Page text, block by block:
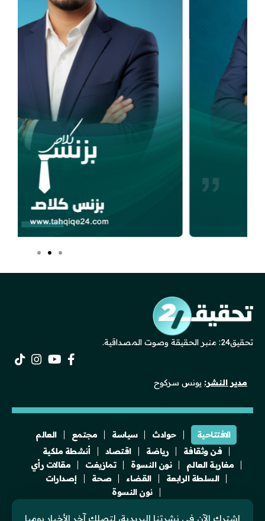
تحقيق24: منبر الحقيقة وصوت المصداقية.
مدير النشر: يونس سركوح
الافتتاحية حوادث سياسة مجتمع
العالم
فن وثقافة
رياضة اقتصاد
أنشطة ملكية
مغاربة العالم
نون النسوة تمازيغت
مقالات رأي
السلطة الرابعة
القضاء صحة
إصدارات
نون النسوة
اشترك الآن في نشرتنا البريدية، لتصلك آخر الأخبار يوميا